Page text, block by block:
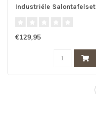
Industriële Salontafelset
€129,95